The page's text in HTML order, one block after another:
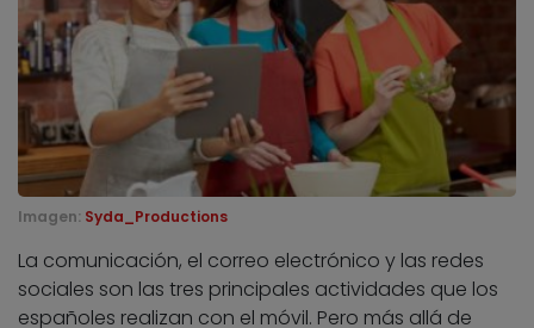
Imagen: Syda_Productions
La comunicación, el correo electrónico y las redes
sociales son las tres principales actividades que los
españoles realizan con el móvil. Pero más allá de